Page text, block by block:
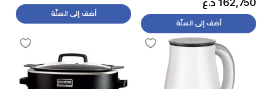
162,750 د.ع
أضف إلى السلّة
أضف إلى السلّة